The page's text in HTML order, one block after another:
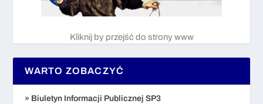
Kliknij by przejść do strony www
WARTO ZOBACZYĆ
» Biuletyn Informacji Publicznej SP3